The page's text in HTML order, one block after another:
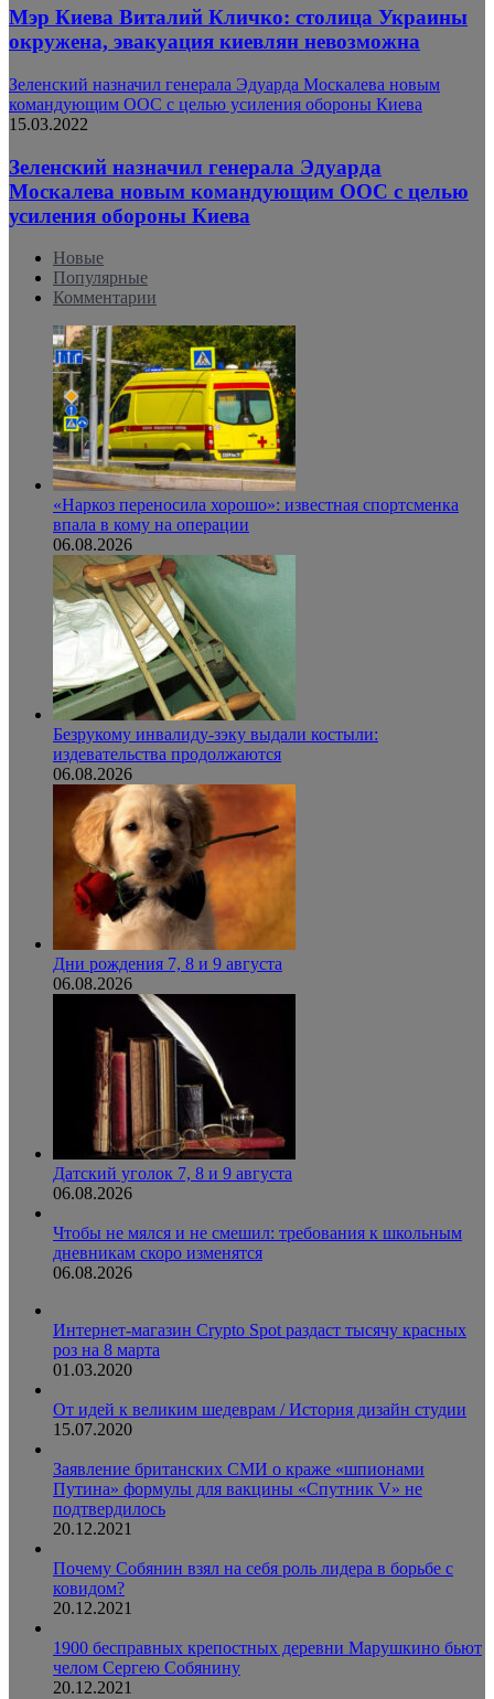
Мэр Киева Виталий Кличко: столица Украины
окружена, эвакуация киевлян невозможна
Зеленский назначил генерала Эдуарда Москалева новым
командующим ООС с целью усиления обороны Киева
15.03.2022
Зеленский назначил генерала Эдуарда
Москалева новым командующим ООС с целью
усиления обороны Киева
Новые
Популярные
Комментарии
«Наркоз переносила хорошо»: известная спортсменка
впала в кому на операции
06.08.2026
Безрукому инвалиду-зэку выдали костыли:
издевательства продолжаются
06.08.2026
Дни рождения 7, 8 и 9 августа
06.08.2026
Датский уголок 7, 8 и 9 августа
06.08.2026
Чтобы не мялся и не смешил: требования к школьным
дневникам скоро изменятся
06.08.2026
Интернет-магазин Crypto Spot раздаст тысячу красных
роз на 8 марта
01.03.2020
От идей к великим шедеврам / История дизайн студии
15.07.2020
Заявление британских СМИ о краже «шпионами
Путина» формулы для вакцины «Спутник V» не
подтвердилось
20.12.2021
Почему Собянин взял на себя роль лидера в борьбе с
ковидом?
20.12.2021
1900 бесправных крепостных деревни Марушкино бьют
челом Сергею Собянину
20.12.2021